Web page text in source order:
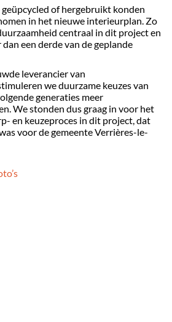
of hergebruikt konden
in het nieuwe interieurplan. Zo
centraal in dit project en
een derde van de geplande
leverancier van
we duurzame keuzes van
generaties meer
We stonden dus graag in voor het
en keuzeproces in dit project, dat
voor de gemeente Verrières-le-